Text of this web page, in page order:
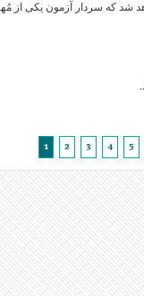
شد که سردار آزمون یکی از
1 2 3 4 5